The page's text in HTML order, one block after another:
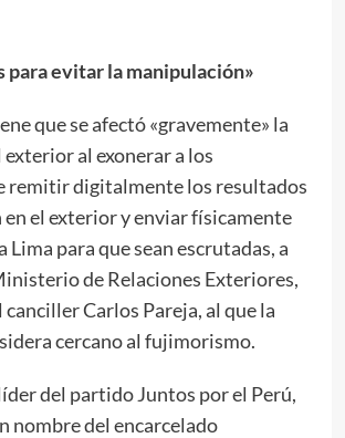
para evitar la manipulación»
que se afectó «gravemente» la
al exonerar a los
remitir digitalmente los resultados
en el exterior y enviar físicamente
Lima para que sean escrutadas, a
de Relaciones Exteriores,
Carlos Pareja, al que la
cercano al fujimorismo.
del partido Juntos por el Perú,
nombre del encarcelado